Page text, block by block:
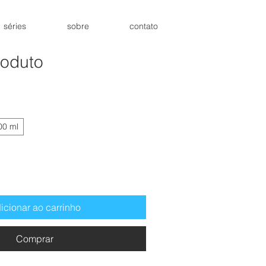
séries sobre contato
ml
ao carrinho
Comprar